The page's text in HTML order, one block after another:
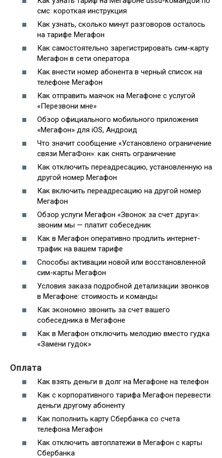
смс: короткая инструкция
Как узнать, сколько минут разговоров осталось
на тарифе Мегафон
Как самостоятельно зарегистрировать сим-карту
Мегафон в сети оператора
Как внести номер абонента в черный список на
телефоне Мегафон
Как отправить маячок на Мегафоне с услугой
«Перезвони мне»
Обзор официального мобильного приложения
«Мегафон» для iOS, Андроид
Что значит сообщение «Установлено ограничение
связи МегаФон»: как снять ограничение
Как отключить переадресацию, установленную на
другой номер Мегафон
Как включить переадресацию на другой номер
Мегафон
Обзор услуги Мегафон «Звонок за счет друга»:
звоним мы — платит собеседник
Как в Мегафон оперативно продлить интернет-
трафик на вашем тарифе
Способы активации новой или восстановленной
сим-карты Мегафон
Условия заказа подробной детализации звонков
в Мегафоне: стоимость и команды
Как экономно звонить за счет вашего
собеседника в Мегафоне
Как в Мегафон отключить мелодию вместо гудка
«Замени гудок»
Оплата
Как взять деньги в долг на Мегафоне на телефон
Как с корпоративного тарифа Мегафон перевести
деньги другому абоненту
Как пополнить карту Сбербанка со счета
телефона Мегафон
Как отключить автоплатежи в Мегафон с карты
Сбербанка